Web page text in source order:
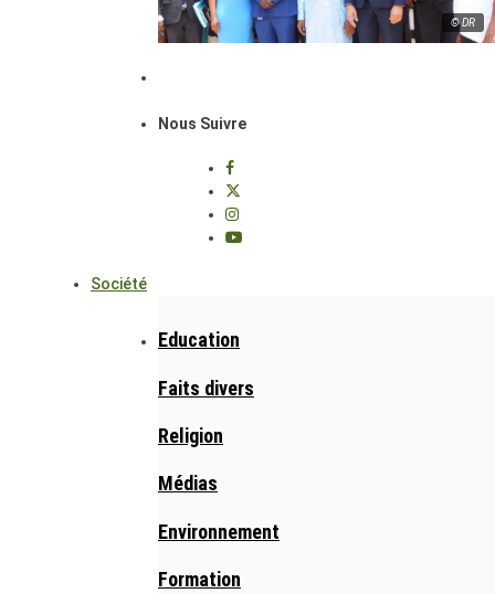
© DR
Nous Suivre
Société
Education
Faits divers
Religion
Médias
Environnement
Formation